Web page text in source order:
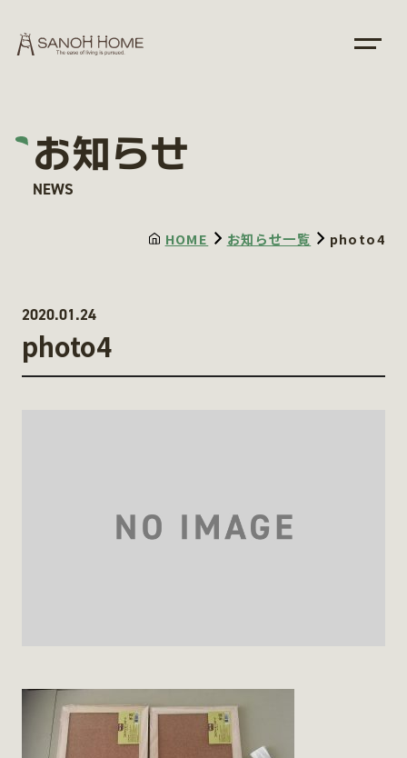
お知らせ
NEWS
HOME お知らせ一覧 photo4
2020.01.24
photo4